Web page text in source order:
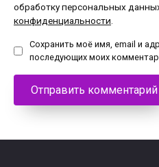
обработку персональных
конфиденциальности
Сохранить моё имя, email и
последующих моих